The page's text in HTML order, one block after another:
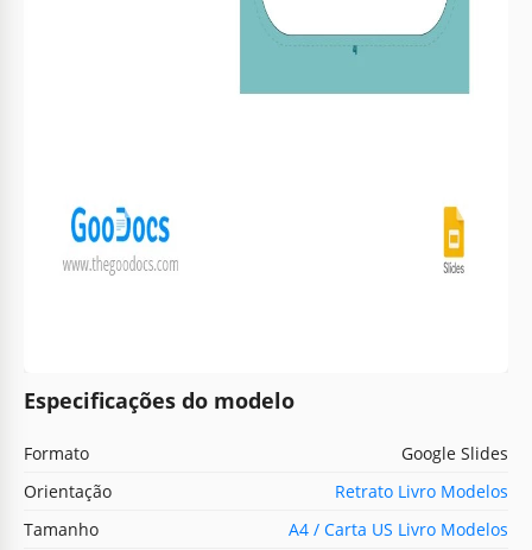
Especificações do modelo
Formato
Google Slides
Orientação
Retrato Livro Modelos
Tamanho
A4 / Carta US Livro Modelos